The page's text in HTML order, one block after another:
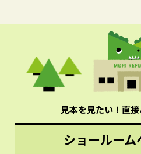
見本を見たい！直接
ショールー